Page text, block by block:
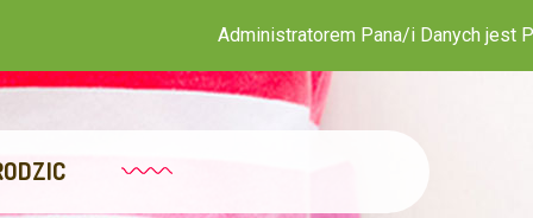
Administratorem Pana/i Danych jest Publiczne